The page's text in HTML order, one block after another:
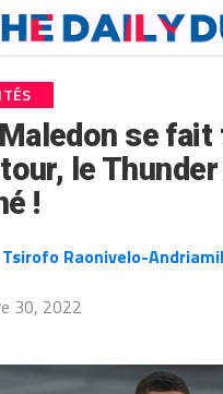
se
le Thunder
!
Tsirofo Raonivelo-
30, 2022